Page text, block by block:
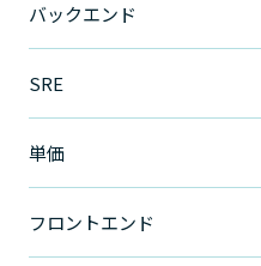
バックエンド
SRE
単価
フロントエンド